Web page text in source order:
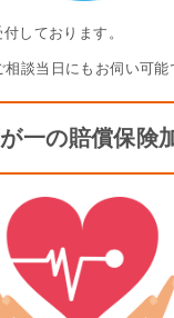
しております。
談当日にもお伺い可能
一の賠償保険